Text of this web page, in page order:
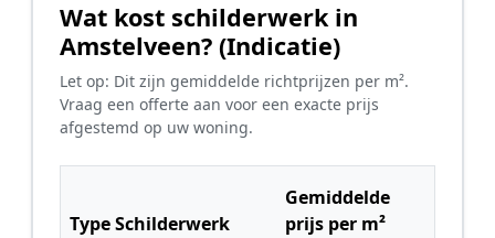
Wat kost schilderwerk in
Amstelveen? (Indicatie)
Let op: Dit zijn gemiddelde richtprijzen per m².
Vraag een offerte aan voor een exacte prijs
afgestemd op uw woning.
Type Schilderwerk
Gemiddelde
prijs per m²